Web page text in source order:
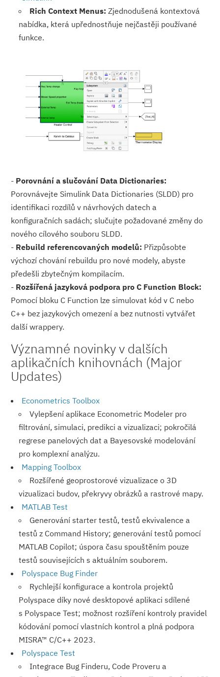
Rich Context Menus: Zjednodušená kontextová
nabídka, která upřednostňuje nejčastěji používané
funkce.
- Porovnání a slučování Data Dictionaries:
Porovnávejte Simulink Data Dictionaries (SLDD) pro
identifikaci rozdílů v návrhových datech a
konfiguračních sadách; slučujte požadované změny do
nového cílového souboru SLDD.
- Rebuild referencovaných modelů: Přizpůsobte
výchozí chování rebuildu pro nové modely, abyste
předešli zbytečným kompilacím.
- Rozšířená jazyková podpora pro C Function Block:
Pomocí bloku C Function lze simulovat kód v C nebo
C++ bez jazykových omezení a bez nutnosti vytvářet
další wrappery.
Významné novinky v dalších
aplikačních knihovnách (Major
Updates)
Econometrics Toolbox
Vylepšení aplikace Econometric Modeler pro
filtrování, simulaci, predikci a vizualizaci; pokročilá
regrese panelových dat a Bayesovské modelování
pro komplexní analýzu.
Mapping Toolbox
Rozšířené geoprostorové vizualizace o 3D
vizualizaci budov, překryvy obrázků a rastrové mapy.
MATLAB Test
Generování starter testů, testů ekvivalence a
testů z Command History; generování testů pomocí
MATLAB Copilot; úspora času spouštěním pouze
testů souvisejících s aktuálním souborem.
Polyspace Bug Finder
Rychlejší konfigurace a kontrola projektů
Polyspace díky nové desktopové aplikaci sdílené
s Polyspace Test; možnost rozšíření kontroly pravidel
kódování pomocí vlastních kontrol a plná podpora
MISRA™ C/C++ 2023.
Polyspace Test
Integrace Bug Finderu, Code Proveru a